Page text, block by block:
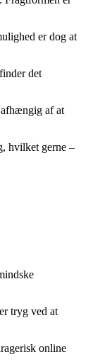
er dog at
det
afhængig af at
hvilket gerne –
tryg ved at
online